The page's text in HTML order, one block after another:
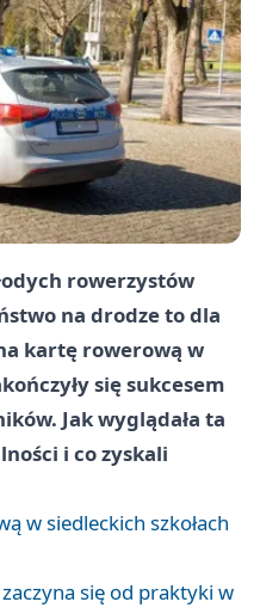
rowerzystów
na drodze to dla
kartę rowerową w
się sukcesem
Jak wyglądała ta
i co zyskali
w siedleckich szkołach
się od praktyki w